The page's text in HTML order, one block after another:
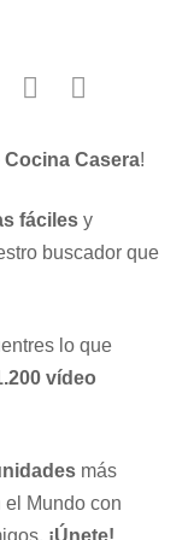
Cocina Casera!
fácilesy
buscador que
lo que
vídeo
más
el Mundo con
¡Únete!